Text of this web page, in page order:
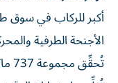
أكبر للركاب في سوق
الأجنحة الطرفية